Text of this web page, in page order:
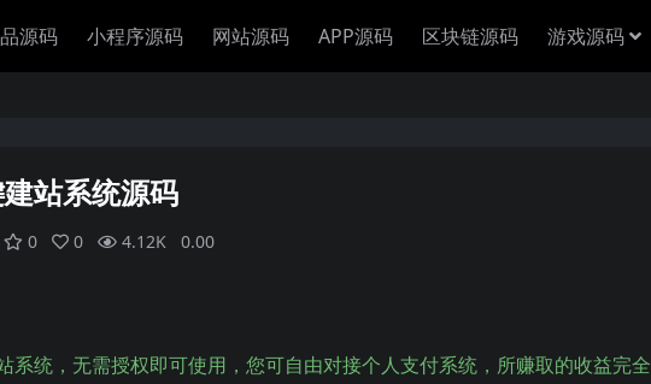
源码 小程序源码 网站源码 APP源码 区块链源码 游戏源码
站系统源码
0 0 4.12K 0.00
系统，无需授权即可使用，您可自由对接个人支付系统，所赚取的收益完全